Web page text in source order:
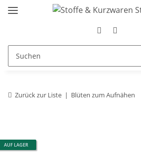
Zurück zur Liste Blüten zum Aufnähen
AUF LAGER